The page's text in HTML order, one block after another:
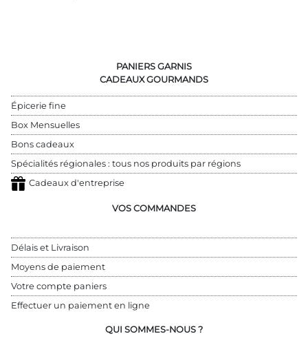
PANIERS GARNIS
CADEAUX GOURMANDS
Épicerie fine
Box Mensuelles
Bons cadeaux
Spécialités régionales : tous nos produits par régions
Cadeaux d'entreprise
VOS COMMANDES
Délais et Livraison
Moyens de paiement
Votre compte paniers
Effectuer un paiement en ligne
QUI SOMMES-NOUS ?